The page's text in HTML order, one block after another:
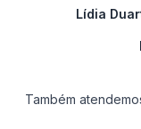
Lídia
Também